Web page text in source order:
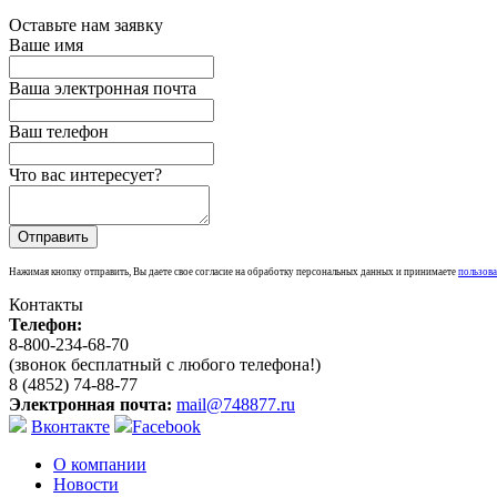
Оставьте нам заявку
Ваше имя
Ваша электронная почта
Ваш телефон
Что вас интересует?
Нажимая кнопку отправить, Вы даете свое согласие на обработку персональных данных и принимаете
Контакты
Телефон:
8-800-234-68-70
(звонок бесплатный с любого телефона!)
8 (4852) 74-88-77
Электронная почта: mail@748877.ru
Вконтакте
Facebook
О компании
Новости